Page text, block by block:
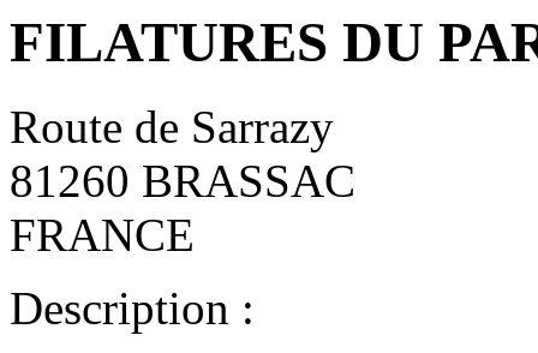
FILATURES DU
Route de Sarrazy
81260 BRASSAC
FRANCE
Description :